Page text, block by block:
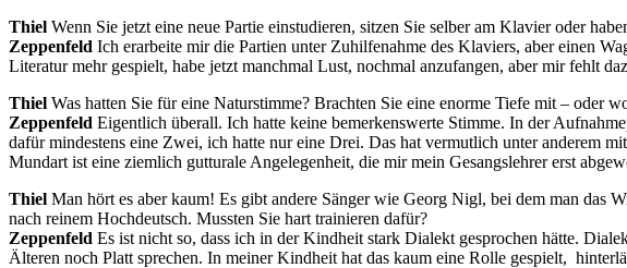
Thiel Wenn Sie jetzt eine neue Par­tie ein­stu­die­ren, sit­zen Sie sel­ber am Kla­vier oder
Zep­pe­n­feld Ich er­ar­bei­te mir die Par­tien un­ter Zu­hil­fe­nah­me des Kla­viers, aber ei­nen
Li­te­ra­tur mehr ge­spielt, habe jetzt manch­mal Lust, noch­mal an­zu­fan­gen, aber mir fehlt
Thiel Was hat­ten Sie für eine Na­tur­stim­me? Brach­ten Sie eine enor­me Tie­fe mit – oder
Zep­pe­n­feld Ei­gent­lich über­all. Ich hat­te kei­ne be­mer­kens­wer­te Stim­me. In der
da­für min­des­tens eine Zwei, ich hat­te nur eine Drei. Das hat ver­mut­lich un­ter an­de­rem
Mund­art ist eine ziem­lich gut­tu­ra­le An­ge­le­gen­heit, die mir mein Ge­sangs­leh­rer erst
Thiel Man hört es aber kaum! Es gibt an­de­re Sän­ger wie Ge­org Nigl, bei dem man das
nach rei­nem Hoch­deutsch. Muss­ten Sie hart trai­nie­ren dafür?
Zep­pe­n­feld Es ist nicht so, dass ich in der Kind­heit stark Dia­lekt ge­spro­chen hät­te.
Äl­te­ren noch Platt spre­chen. In mei­ner Kind­heit hat das kaum eine Rol­le ge­spielt,